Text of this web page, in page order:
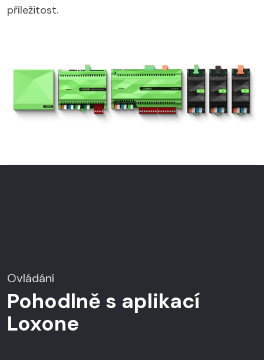
příležitost.
Ovládání
Pohodlně s aplikací
Loxone